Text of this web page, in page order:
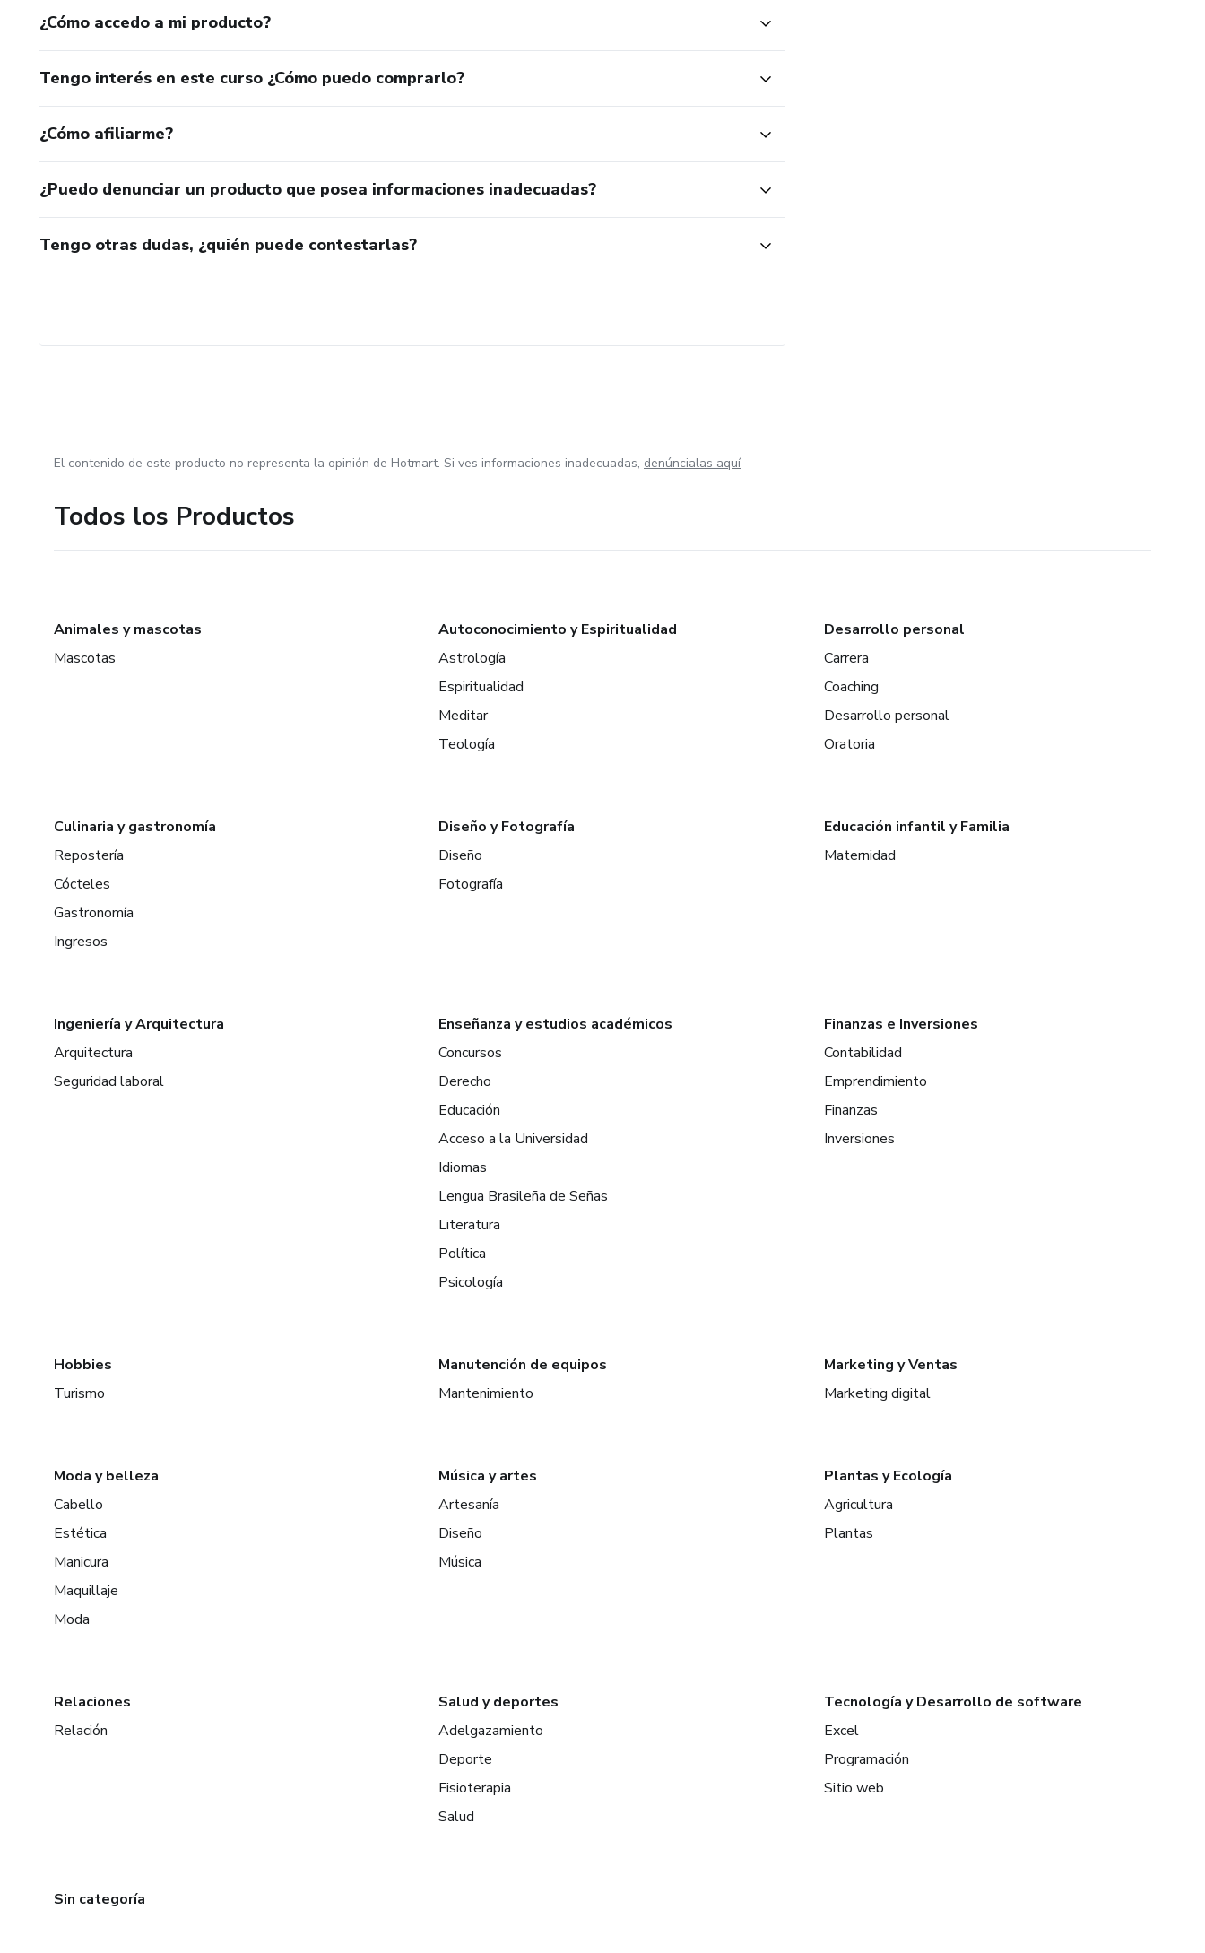
¿Cómo accedo a mi producto?
Tengo interés en este curso ¿Cómo puedo comprarlo?
¿Cómo afiliarme?
¿Puedo denunciar un producto que posea informaciones inadecuadas?
Tengo otras dudas, ¿quién puede contestarlas?
El contenido de este producto no representa la opinión de Hotmart. Si ves informaciones inadecuadas, denúncialas aquí
Todos los Productos
Animales y mascotas
Mascotas
Autoconocimiento y Espiritualidad
Astrología
Espiritualidad
Meditar
Teología
Desarrollo personal
Carrera
Coaching
Desarrollo personal
Oratoria
Culinaria y gastronomía
Repostería
Cócteles
Gastronomía
Ingresos
Diseño y Fotografía
Diseño
Fotografía
Educación infantil y Familia
Maternidad
Ingeniería y Arquitectura
Arquitectura
Seguridad laboral
Enseñanza y estudios académicos
Concursos
Derecho
Educación
Acceso a la Universidad
Idiomas
Lengua Brasileña de Señas
Literatura
Política
Psicología
Finanzas e Inversiones
Contabilidad
Emprendimiento
Finanzas
Inversiones
Hobbies
Turismo
Manutención de equipos
Mantenimiento
Marketing y Ventas
Marketing digital
Moda y belleza
Cabello
Estética
Manicura
Maquillaje
Moda
Música y artes
Artesanía
Diseño
Música
Plantas y Ecología
Agricultura
Plantas
Relaciones
Relación
Salud y deportes
Adelgazamiento
Deporte
Fisioterapia
Salud
Tecnología y Desarrollo de software
Excel
Programación
Sitio web
Sin categoría